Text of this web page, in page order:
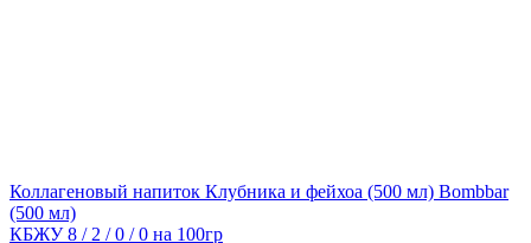
Коллагеновый напиток Клубника и фейхоа (500 мл) Bombbar
(500 мл)
КБЖУ 8 / 2 / 0 / 0 на 100гр